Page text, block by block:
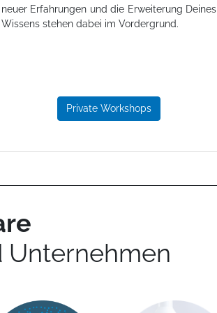
neuer Erfahrungen und die Erweiterung Deines
Wissens stehen dabei im Vordergrund.
Private Workshops
Unternehmen